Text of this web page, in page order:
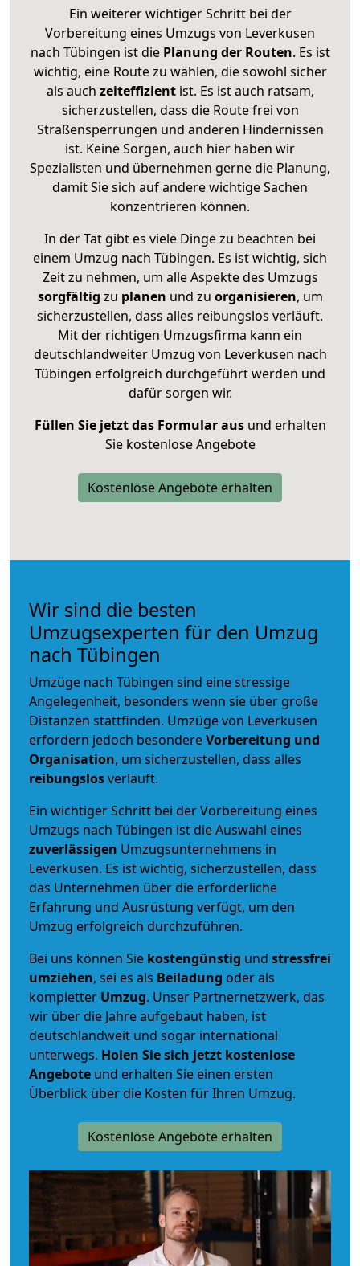
Ein weiterer wichtiger Schritt bei der
Vorbereitung eines Umzugs von Leverkusen
nach Tübingen ist diePlanung der Routen. Es ist
wichtig, eine Route zu wählen, die sowohl sicher
als auch zeiteffizientist. Es ist auch ratsam,
sicherzustellen, dass die Route frei von
Straßensperrungen und anderen Hindernissen
ist. Keine Sorgen, auch hier haben wir
Spezialisten und übernehmen gerne die Planung,
damit Sie sich auf andere wichtige Sachen
konzentrieren können.
In der Tat gibt es viele Dinge zu beachten bei
einem Umzug nach Tübingen. Es ist wichtig, sich
Zeit zu nehmen, um alle Aspekte des Umzugs
sorgfältig zu planen und zu organisieren, um
sicherzustellen, dass alles reibungslos verläuft.
Mit der richtigen Umzugsfirma kann ein
deutschlandweiter Umzug von Leverkusen nach
Tübingen erfolgreich durchgeführt werden und
dafür sorgen wir.
Füllen Sie jetzt das Formular ausund erhalten
Sie kostenlose Angebote
Kostenlose Angebote erhalten
Wir sind die besten
Umzugsexperten für den Umzug
nach Tübingen
Umzüge nach Tübingen sind eine stressige
Angelegenheit, besonders wenn sie über große
Distanzen stattfinden. Umzüge von Leverkusen
erfordern jedoch besondereVorbereitung und
Organisation, um sicherzustellen, dass alles
reibungslosverläuft.
Ein wichtiger Schritt bei der Vorbereitung eines
Umzugs nach Tübingen ist die Auswahl eines
zuverlässigen Umzugsunternehmens in
Leverkusen. Es ist wichtig, sicherzustellen, dass
das Unternehmen über die erforderliche
Erfahrung und Ausrüstung verfügt, um den
Umzug erfolgreich durchzuführen.
Bei uns können Sie kostengünstig und stressfrei
umziehen, sei es als Beiladung oder als
kompletter Umzug. Unser Partnernetzwerk, das
wir über die Jahre aufgebaut haben, ist
deutschlandweit und sogar international
unterwegs. Holen Sie sich jetzt kostenlose
Angebote und erhalten Sie einen ersten
Überblick über die Kosten für Ihren Umzug.
Kostenlose Angebote erhalten